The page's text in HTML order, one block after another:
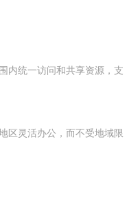
内统一访问和共享资源，支
区灵活办公，而不受地域限